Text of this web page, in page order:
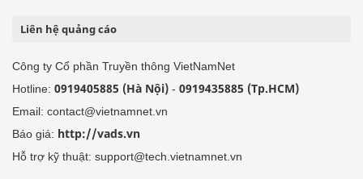
Liên hệ quảng cáo
Công ty Cổ phần Truyền thông VietNamNet
Hotline: 0919405885 (Hà Nội) - 0919435885 (Tp.HCM)
Email: contact@vietnamnet.vn
Báo giá: http://vads.vn
Hỗ trợ kỹ thuật: support@tech.vietnamnet.vn